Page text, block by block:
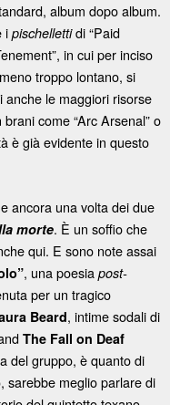
album dopo album.
i pischellettidi “Paid
in cui per inciso
troppo lontano, si
le maggiori risorse
come “Arc Arsenal” o
è già evidente in questo
ancora una volta dei due
morte. È un soffio che
qui. E sono note assai
, una poesia post-
per un tragico
Beard, intime sodali di
The Fall on Deaf
del gruppo, è quanto di
sarebbe meglio parlare di